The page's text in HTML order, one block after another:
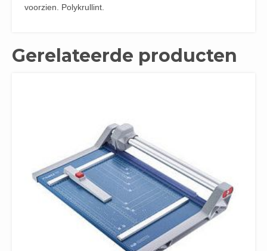
voorzien. Polykrullint.
Gerelateerde producten